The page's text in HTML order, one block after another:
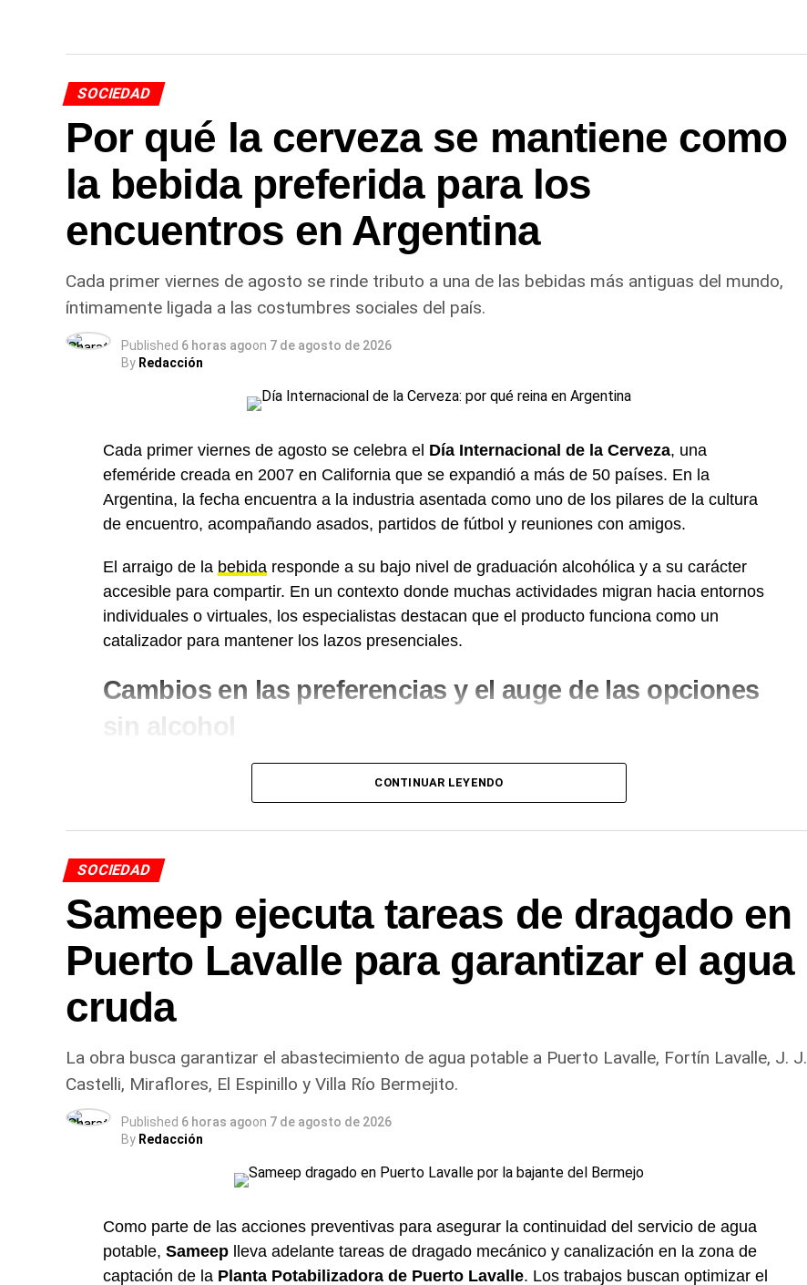
SOCIEDAD
Por qué la cerveza se mantiene como
la bebida preferida para los
encuentros en Argentina
Cada primer viernes de agosto se rinde tributo a una de las bebidas más antiguas del mundo,
íntimamente ligada a las costumbres sociales del país.
Published 6 horas agoon 7 de agosto de 2026
By Redacción
Cada primer viernes de agosto se celebra el Día Internacional de la Cerveza, una
efeméride creada en 2007 en California que se expandió a más de 50 países. En la
Argentina, la fecha encuentra a la industria asentada como uno de los pilares de la cultura
de encuentro, acompañando asados, partidos de fútbol y reuniones con amigos.
El arraigo de la bebida responde a su bajo nivel de graduación alcohólica y a su carácter
accesible para compartir. En un contexto donde muchas actividades migran hacia entornos
individuales o virtuales, los especialistas destacan que el producto funciona como un
catalizador para mantener los lazos presenciales.
Cambios en las preferencias y el auge de las opciones
sin alcohol
Durante los últimos años, el perfil del consumidor argentino atravesó una transformación
visible. Si bien las variedades tradicionales rubias sostienen el mayor volumen de ventas, se
Entre las tendencias de mercado sobresalen los
siguientes aspectos:
Crecimiento del segmento sin alcohol: Las variantes 0.0% ganaron terreno entre consumidores
que buscan balancear hidratación o conducir sin riesgos sin abandonar el ritual social.
Mapeo de maridajes: La cerveza amplió su presencia en la gastronomía formal, combinándose con
Canales de compra directos: Las plataformas de envío a domicilio registraron subas constantes
en la demanda, especialmente durante eventos deportivos de gran escala.
Secretos para servirla y conservar la calidad
Especialistas del sector señalan que la forma de servido resulta determinante para apreciar
obligatoria para proteger la bebida del contacto con el oxígeno y retener la gasificación.
A su vez, recomiendan volcar siempre el contenido dentro de un vaso o copa. Esta práctica
CONTINUAR LEYENDO
SOCIEDAD
Sameep ejecuta tareas de dragado en
Puerto Lavalle para garantizar el agua
cruda
La obra busca garantizar el abastecimiento de agua potable a Puerto Lavalle, Fortín Lavalle, J. J.
Castelli, Miraflores, El Espinillo y Villa Río Bermejito.
Published 6 horas agoon 7 de agosto de 2026
By Redacción
Como parte de las acciones preventivas para asegurar la continuidad del servicio de agua
potable, Sameep lleva adelante tareas de dragado mecánico y canalización en la zona de
captación de la Planta Potabilizadora de Puerto Lavalle. Los trabajos buscan optimizar el